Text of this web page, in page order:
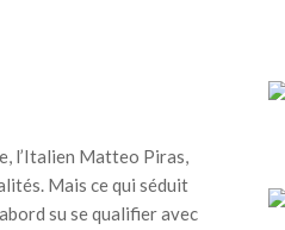
l’Italien Matteo Piras,
Mais ce qui séduit
su se qualifier avec